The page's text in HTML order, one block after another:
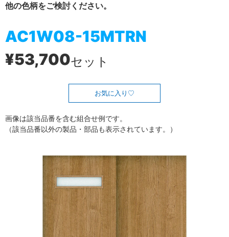
他の色柄をご検討ください。
AC1W08-15MTRN
¥53,700セット
お気に入り
画像は該当品番を含む組合せ例です。
（該当品番以外の製品・部品も表示されています。）